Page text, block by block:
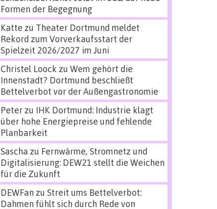
Formen der Begegnung
Katte zu Theater Dortmund meldet
Rekord zum Vorverkaufsstart der
Spielzeit 2026/2027 im Juni
Christel Loock zu Wem gehört die
Innenstadt? Dortmund beschließt
Bettelverbot vor der Außengastronomie
Peterzu IHK Dortmund: Industrie klagt
über hohe Energiepreise und fehlende
Planbarkeit
Sascha zu Fernwärme, Stromnetz und
Digitalisierung: DEW21 stellt die Weichen
für die Zukunft
DEWFan zu Streit ums Bettelverbot:
Dahmen fühlt sich durch Rede von